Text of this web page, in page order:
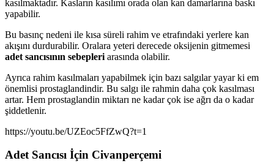
kasılmaktadır. Kasların kasılımı orada olan kan damarlarına baskı
yapabilir.
Bu basınç nedeni ile kısa süreli rahim ve etrafındaki yerlere kan
akışını durdurabilir. Oralara yeteri derecede oksijenin gitmemesi
adet sancısının sebepleri arasında olabilir.
Ayrıca rahim kasılmaları yapabilmek için bazı salgılar yayar ki em
önemlisi prostaglandindir. Bu salgı ile rahmin daha çok kasılması
artar. Hem prostaglandin miktarı ne kadar çok ise ağrı da o kadar
şiddetlenir.
https://youtu.be/UZEoc5FfZwQ?t=1
Adet Sancısı İçin Civanperçemi